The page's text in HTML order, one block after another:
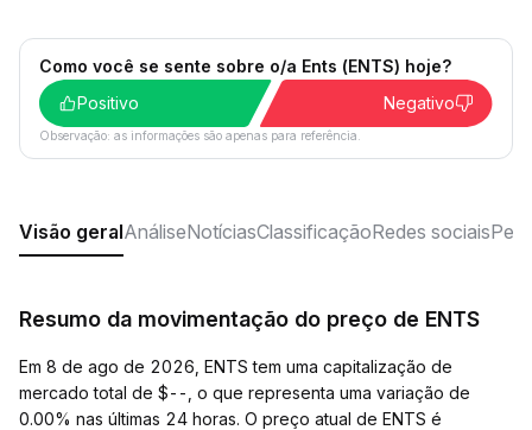
Como você se sente sobre o/a Ents (ENTS) hoje?
Positivo
Negativo
Observação: as informações são apenas para referência.
Visão geralAnáliseNotíciasClassificaçãoRedes sociais
Resumo da movimentação do preço de ENTS
Em 8 de ago de 2026, ENTS tem uma capitalização de
mercado total de $--, o que representa uma variação de
0.00% nas últimas 24 horas. O preço atual de ENTS é